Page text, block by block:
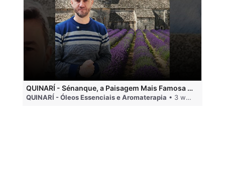
QUINARÍ - Sénanque, a Paisagem Mais Famosa da Aromaterapia
QUINARÍ - Óleos Essenciais e Aromaterapia • 3 weeks ago